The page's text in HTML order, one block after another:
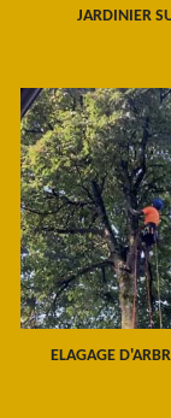
JARDINIER
ELAGAGE